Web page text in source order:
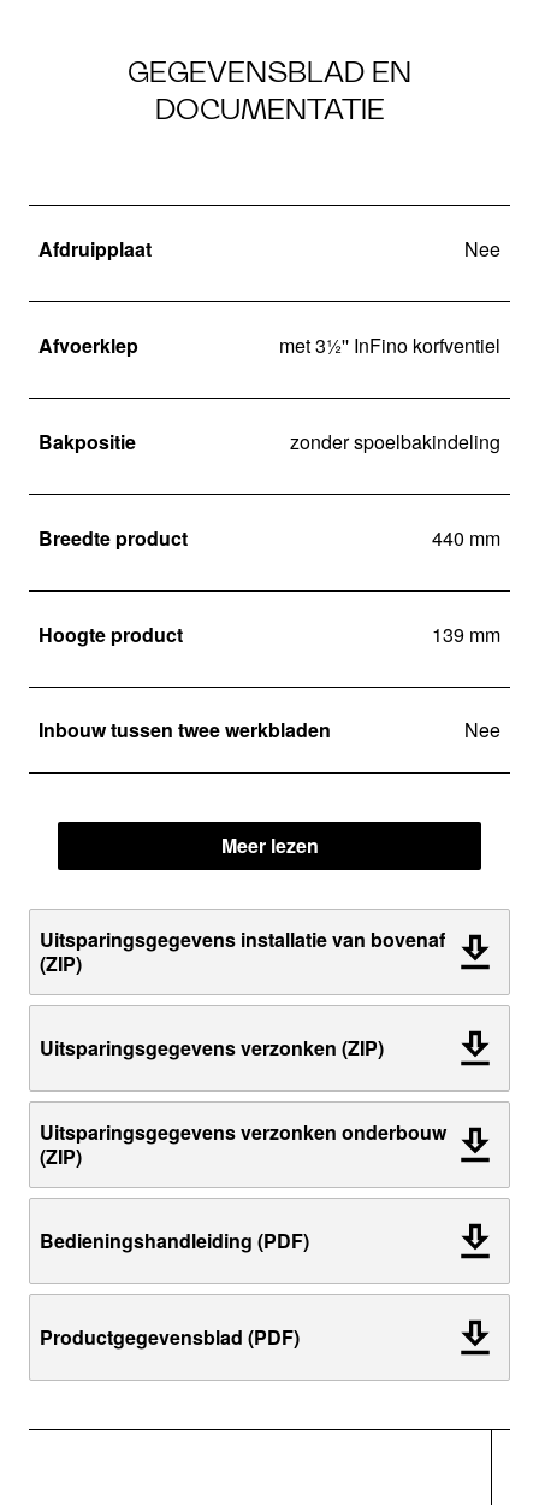
GEGEVENSBLAD EN
DOCUMENTATIE
Afdruipplaat Nee
Afvoerklep met 3½'' InFino korfventiel
Bakpositie zonder spoelbakindeling
Breedte product 440 mm
Hoogte product 139 mm
Inbouw tussen twee werkbladen Nee
Meer lezen
Uitsparingsgegevens installatie van bovenaf
(ZIP)
Uitsparingsgegevens verzonken (ZIP)
Uitsparingsgegevens verzonken onderbouw
(ZIP)
Bedieningshandleiding (PDF)
Productgegevensblad (PDF)